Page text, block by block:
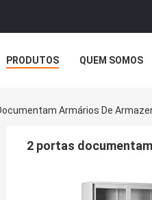
PRODUTOS QUEM SOMOS
Armários De
2 portas